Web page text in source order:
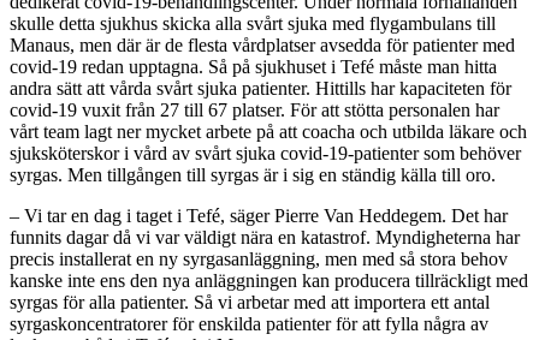
skulle detta sjukhus skicka alla svårt sjuka med flygambulans till
Manaus, men där är de flesta vårdplatser avsedda för patienter med
covid-19 redan upptagna. Så på sjukhuset i Tefé måste man hitta
andra sätt att vårda svårt sjuka patienter. Hittills har kapaciteten för
covid-19 vuxit från 27 till 67 platser. För att stötta personalen har
vårt team lagt ner mycket arbete på att coacha och utbilda läkare och
sjuksköterskor i vård av svårt sjuka covid-19-patienter som behöver
syrgas. Men tillgången till syrgas är i sig en ständig källa till oro.
– Vi tar en dag i taget i Tefé, säger Pierre Van Heddegem. Det har
funnits dagar då vi var väldigt nära en katastrof. Myndigheterna har
precis installerat en ny syrgasanläggning, men med så stora behov
kanske inte ens den nya anläggningen kan producera tillräckligt med
syrgas för alla patienter. Så vi arbetar med att importera ett antal
syrgaskoncentratorer för enskilda patienter för att fylla några av